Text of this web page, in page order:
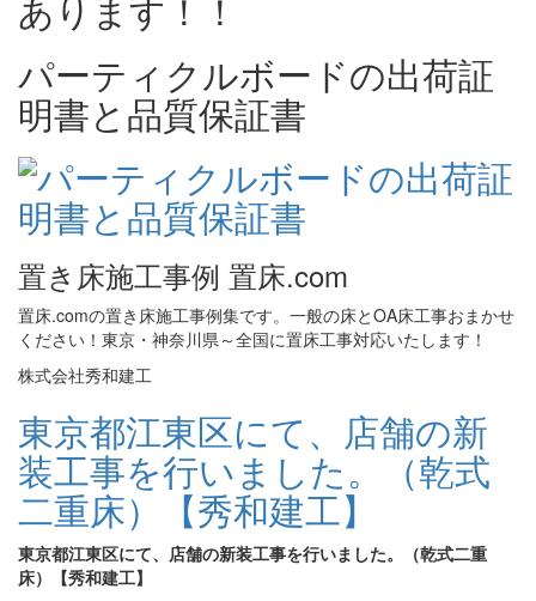
パーティクルボードの出荷証
明書と品質保証書
置き床施工事例 置床.com
置床.comの置き床施工事例集です。一般の床とOA床工事おまかせ
ください！東京・神奈川県～全国に置床工事対応いたします！
株式会社秀和建工
東京都江東区にて、店舗の新
装工事を行いました。（乾式
二重床）【秀和建工】
東京都江東区にて、店舗の新装工事を行いました。（乾式二重
床）【秀和建工】